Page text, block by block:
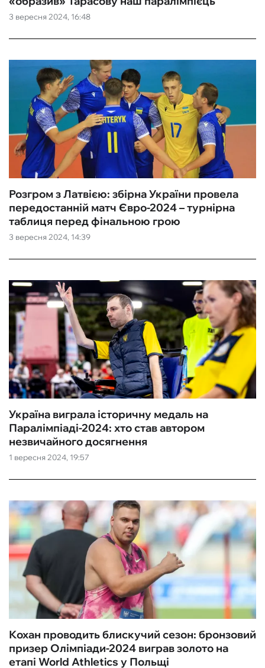
3 вересня 2024, 16:48
3 вересня 2024, 14:39
Розгром з Латвією: збірна України провела
передостанній матч Євро-2024 – турнірна
таблиця перед фінальною грою
1 вересня 2024, 19:57
Україна виграла історичну медаль на
Паралімпіаді-2024: хто став автором
незвичайного досягнення
Кохан проводить блискучий сезон: бронзовий
призер Олімпіади-2024 виграв золото на
етапі World Athletics у Польщі